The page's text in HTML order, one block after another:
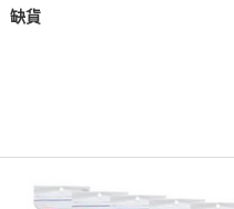
缺貨